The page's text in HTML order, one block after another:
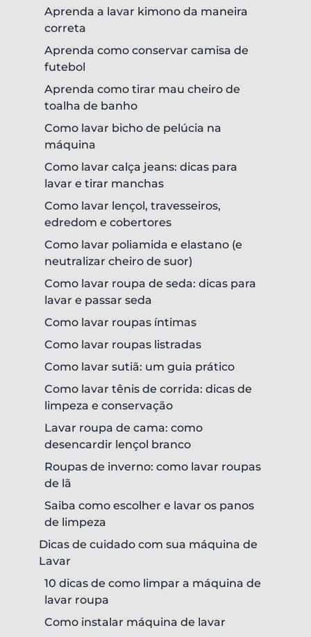
Aprenda a lavar kimono da maneira
correta
Aprenda como conservar camisa de
futebol
Aprenda como tirar mau cheiro de
toalha de banho
Como lavar bicho de pelúcia na
máquina
Como lavar calça jeans: dicas para
lavar e tirar manchas
Como lavar lençol, travesseiros,
edredom e cobertores
Como lavar poliamida e elastano (e
neutralizar cheiro de suor)
Como lavar roupa de seda: dicas para
lavar e passar seda
Como lavar roupas íntimas
Como lavar roupas listradas
Como lavar sutiã: um guia prático
Como lavar tênis de corrida: dicas de
limpeza e conservação
Lavar roupa de cama: como
desencardir lençol branco
Roupas de inverno: como lavar roupas
de lã
Saiba como escolher e lavar os panos
de limpeza
Dicas de cuidado com sua máquina de
Lavar
10 dicas de como limpar a máquina de
lavar roupa
Como instalar máquina de lavar